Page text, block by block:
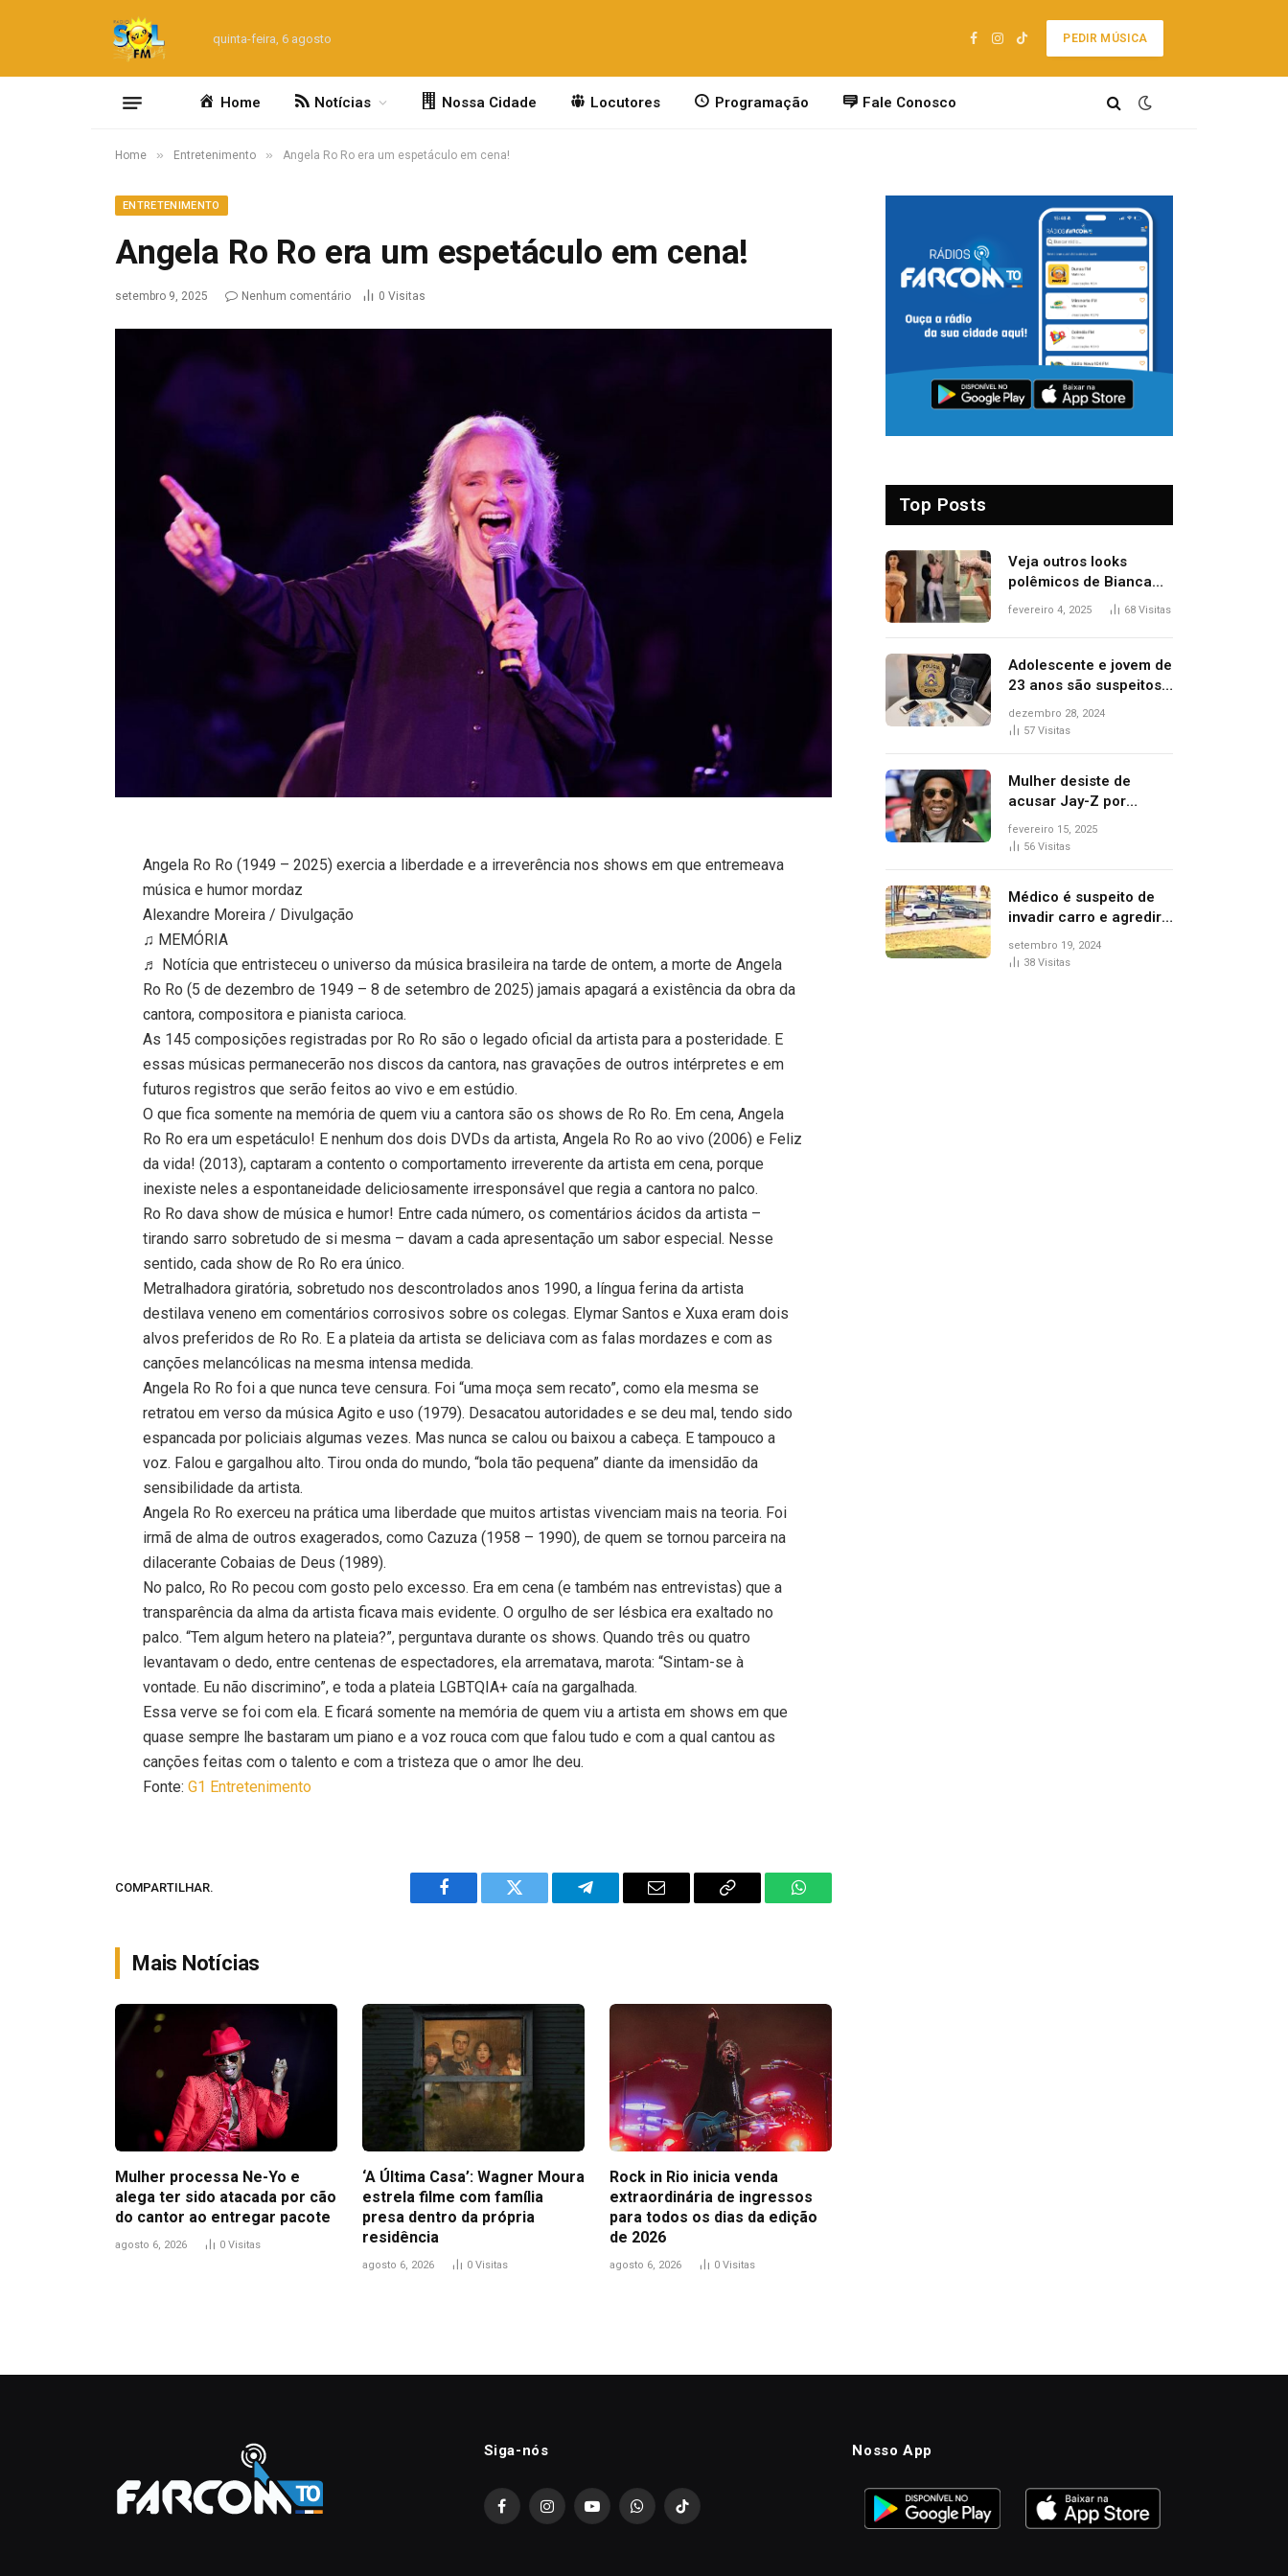
quinta-feira, 6 agosto
Facebook
Instagram
TikTok
PEDIR MÚSICA
Home Notícias Nossa Cidade Locutores Programação Fale Conosco
Home » Entretenimento » Angela Ro Ro era um espetáculo em cena!
ENTRETENIMENTO
Angela Ro Ro era um espetáculo em cena!
setembro 9, 2025 Nenhum comentário 0 Visitas
Angela Ro Ro (1949 – 2025) exercia a liberdade e a irreverência nos shows em que entremeava
música e humor mordaz
Alexandre Moreira / Divulgação
♫ MEMÓRIA
♬ Notícia que entristeceu o universo da música brasileira na tarde de ontem, a morte de Angela
Ro Ro (5 de dezembro de 1949 – 8 de setembro de 2025) jamais apagará a existência da obra da
cantora, compositora e pianista carioca.
As 145 composições registradas por Ro Ro são o legado oficial da artista para a posteridade. E
essas músicas permanecerão nos discos da cantora, nas gravações de outros intérpretes e em
futuros registros que serão feitos ao vivo e em estúdio.
O que fica somente na memória de quem viu a cantora são os shows de Ro Ro. Em cena, Angela
Ro Ro era um espetáculo! E nenhum dos dois DVDs da artista, Angela Ro Ro ao vivo (2006) e Feliz
da vida! (2013), captaram a contento o comportamento irreverente da artista em cena, porque
inexiste neles a espontaneidade deliciosamente irresponsável que regia a cantora no palco.
Ro Ro dava show de música e humor! Entre cada número, os comentários ácidos da artista –
tirando sarro sobretudo de si mesma – davam a cada apresentação um sabor especial. Nesse
sentido, cada show de Ro Ro era único.
Metralhadora giratória, sobretudo nos descontrolados anos 1990, a língua ferina da artista
destilava veneno em comentários corrosivos sobre os colegas. Elymar Santos e Xuxa eram dois
alvos preferidos de Ro Ro. E a plateia da artista se deliciava com as falas mordazes e com as
canções melancólicas na mesma intensa medida.
Angela Ro Ro foi a que nunca teve censura. Foi “uma moça sem recato”, como ela mesma se
retratou em verso da música Agito e uso (1979). Desacatou autoridades e se deu mal, tendo sido
espancada por policiais algumas vezes. Mas nunca se calou ou baixou a cabeça. E tampouco a
voz. Falou e gargalhou alto. Tirou onda do mundo, “bola tão pequena” diante da imensidão da
sensibilidade da artista.
Angela Ro Ro exerceu na prática uma liberdade que muitos artistas vivenciam mais na teoria. Foi
irmã de alma de outros exagerados, como Cazuza (1958 – 1990), de quem se tornou parceira na
dilacerante Cobaias de Deus (1989).
No palco, Ro Ro pecou com gosto pelo excesso. Era em cena (e também nas entrevistas) que a
transparência da alma da artista ficava mais evidente. O orgulho de ser lésbica era exaltado no
palco. “Tem algum hetero na plateia?”, perguntava durante os shows. Quando três ou quatro
levantavam o dedo, entre centenas de espectadores, ela arrematava, marota: “Sintam-se à
vontade. Eu não discrimino”, e toda a plateia LGBTQIA+ caía na gargalhada.
Essa verve se foi com ela. E ficará somente na memória de quem viu a artista em shows em que
quase sempre lhe bastaram um piano e a voz rouca com que falou tudo e com a qual cantou as
canções feitas com o talento e com a tristeza que o amor lhe deu.
Fonte:G1 Entretenimento
COMPARTILHAR.
Facebook Twitter Telegram Email
Copy
WhatsApp
Mais Notícias
Mulher processa Ne-Yo e
alega ter sido atacada por cão
do cantor ao entregar pacote
agosto 6, 2026 0 Visitas
‘A Última Casa’: Wagner Moura
estrela filme com família
presa dentro da própria
residência
agosto 6, 2026 0 Visitas
Rock in Rio inicia venda
extraordinária de ingressos
para todos os dias da edição
de 2026
agosto 6, 2026 0 Visitas
Top Posts
Veja outros looks
polêmicos de Bianca
Censori, esposa de
Grammy 2025
fevereiro 4, 2025 68 Visitas
Adolescente e jovem de
23 anos são suspeitos
de vender drogas
próximo de delegacia e
dezembro 28, 2024
57 Visitas
Mulher desiste de
acusar Jay-Z por
estupro, diz revista
fevereiro 15, 2025
56 Visitas
Médico é suspeito de
invadir carro e agredir
delegado aposentado
durante confusão no
setembro 19, 2024
38 Visitas
Siga-nós
FacebookInstagramYouTubeWhatsAppTikTok
Nosso App